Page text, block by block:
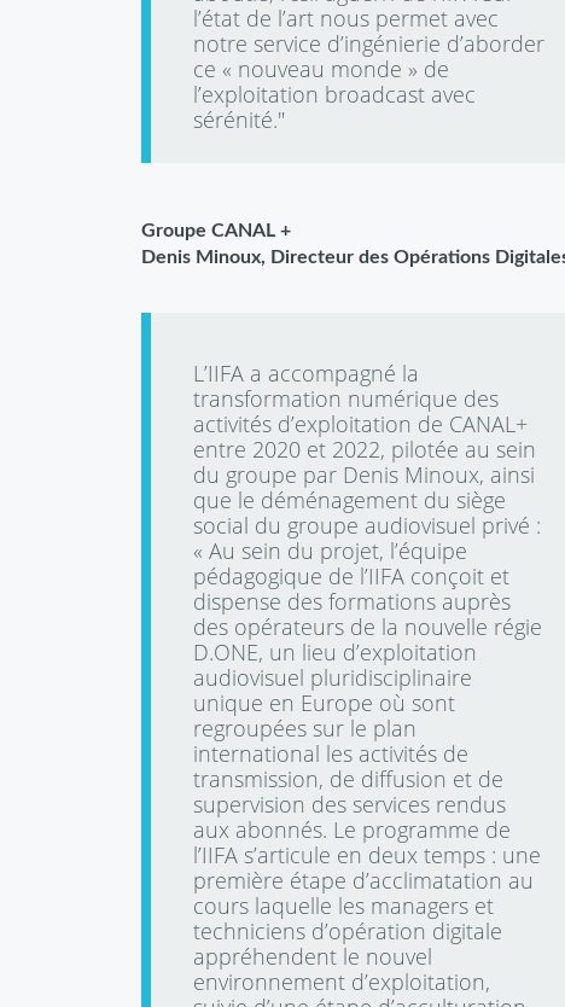
l’état de l’art nous permet avec
notre service d’ingénierie d’aborder
ce « nouveau monde » de
l’exploitation broadcast avec
sérénité."
Groupe CANAL +
Denis Minoux, Directeur des Opérations
L’IIFA a accompagné la
transformation numérique des
activités d’exploitation de CANAL+
entre 2020 et 2022, pilotée au sein
du groupe par Denis Minoux, ainsi
que le déménagement du siège
social du groupe audiovisuel privé :
« Au sein du projet, l’équipe
pédagogique de l’IIFA conçoit et
dispense des formations auprès
des opérateurs de la nouvelle régie
D.ONE, un lieu d’exploitation
audiovisuel pluridisciplinaire
unique en Europe où sont
regroupées sur le plan
international les activités de
transmission, de diffusion et de
supervision des services rendus
aux abonnés. Le programme de
l’IIFA s’articule en deux temps : une
première étape d’acclimatation au
cours laquelle les managers et
techniciens d’opération digitale
appréhendent le nouvel
environnement d’exploitation,